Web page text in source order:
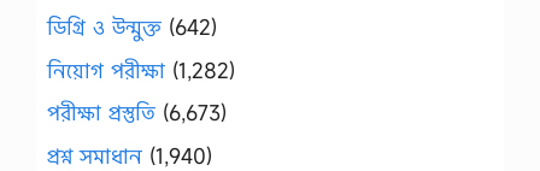
ডিগ্রি ও উন্মুক্ত (642)
নিয়োগ পরীক্ষা (1,282)
পরীক্ষা প্রস্তুতি (6,673)
প্রশ্ন সমাধান (1,940)